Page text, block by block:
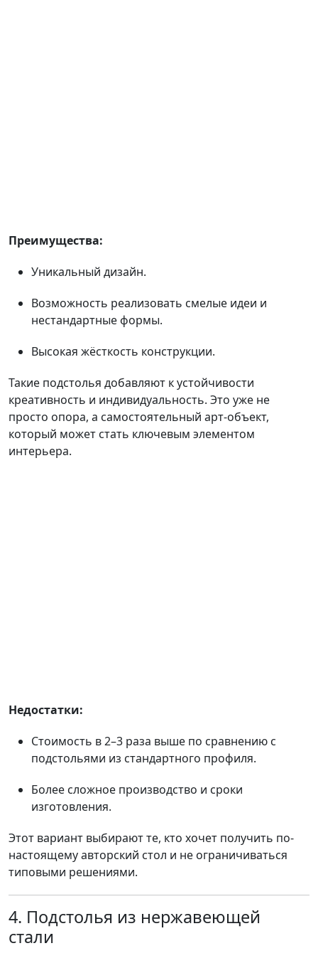
Преимущества:
Уникальный дизайн.
Возможность реализовать смелые идеи и
нестандартные формы.
Высокая жёсткость конструкции.
Такие подстолья добавляют к устойчивости
креативность и индивидуальность. Это уже не
просто опора, а самостоятельный арт-объект,
который может стать ключевым элементом
интерьера.
Недостатки:
Стоимость в 2–3 раза выше по сравнению с
подстольями из стандартного профиля.
Более сложное производство и сроки
изготовления.
Этот вариант выбирают те, кто хочет получить по-
настоящему авторский стол и не ограничиваться
типовыми решениями.
4. Подстолья из нержавеющей
стали